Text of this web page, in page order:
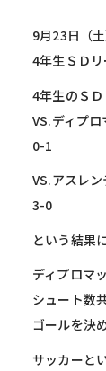
9月23日（
4年生ＳＤリ
4年生のＳ
VS.ディプロ
0-1
VS.アスレン
3-0
という結果
ディプロマ
シュート数
ゴールを決
サッカーと